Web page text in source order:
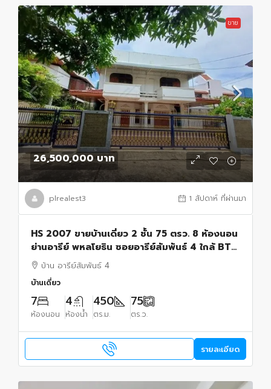
ขาย
26,500,000 บาท
plrealest3 1 สัปดาห์ ที่ผ่านมา
HS 2007 ขายบ้านเดี่ยว 2 ชั้น 75 ตรว. 8 ห้องนอน
ย่านอารีย์ พหลโยธิน ซอยอารีย์สัมพันธ์ 4 ใกล้ BTS
อารีย์บ้าน อารีย์สัมพันธ์ 4
บ้านเดี่ยว
7
ห้องนอน
4
ห้องน้ำ
450
ตร.ม.
75
ตร.ว.
รายละเอียด